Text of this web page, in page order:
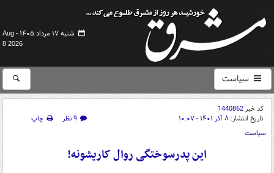
شنبه ۱۷ مرداد ۱۴۰۵ -
Aug
8 2026
سیاست
کد خبر1440862
تاریخ انتشار: ۸ آذر ۱۴۰۱ - ۱۰:۰۷ ۹ نظر
چاپ
سیاست
این پدرسوختگی روال کاریشونه!